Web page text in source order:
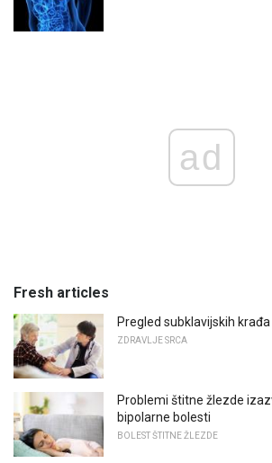
ad
Fresh articles
Pregled subklavijskih
ZDRAVLJE SRCA
Problemi štitne žlezde
bipolarne bolesti
BOLEST ŠTITNE ŽLEZDE